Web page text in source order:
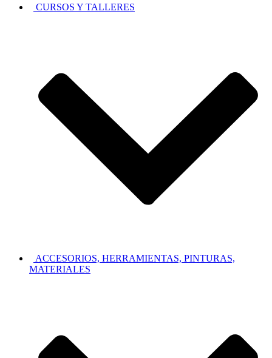
CURSOS Y TALLERES
ACCESORIOS, HERRAMIENTAS, PINTURAS,
MATERIALES